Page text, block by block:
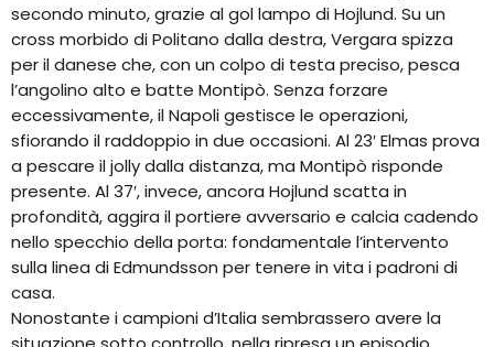
secondo minuto, grazie al gol lampo di Hojlund. Su un
cross morbido di Politano dalla destra, Vergara spizza
per il danese che, con un colpo di testa preciso, pesca
l’angolino alto e batte Montipò. Senza forzare
eccessivamente, il Napoli gestisce le operazioni,
sfiorando il raddoppio in due occasioni. Al 23′ Elmas prova
a pescare il jolly dalla distanza, ma Montipò risponde
presente. Al 37′, invece, ancora Hojlund scatta in
profondità, aggira il portiere avversario e calcia cadendo
nello specchio della porta: fondamentale l’intervento
sulla linea di Edmundsson per tenere in vita i padroni di
casa.
Nonostante i campioni d’Italia sembrassero avere la